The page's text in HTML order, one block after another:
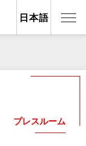
プレスルーム
日本語